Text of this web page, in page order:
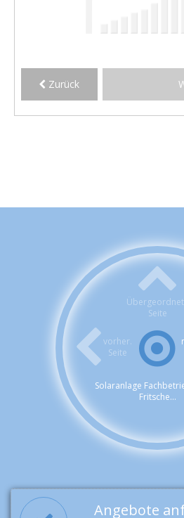
Zurück
Seite
vorher.
Seite
Solaranlage
Fritsche...
Angebote